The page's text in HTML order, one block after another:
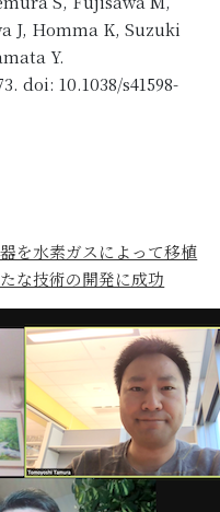
J, Homma K, Suzuki
Y.
doi: 10.1038/s41598-
を水素ガスによって移植
な技術の開発に成功